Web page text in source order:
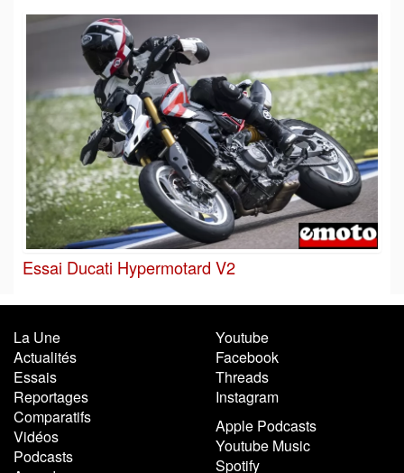
Essai Ducati Hypermotard V2
La Une
Actualités
Essais
Reportages
Comparatifs
Vidéos
Podcasts
Youtube
Facebook
Threads
Instagram
Apple Podcasts
Youtube Music
Spotify